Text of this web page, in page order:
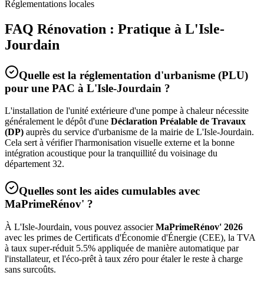
Réglementations locales
FAQ Rénovation : Pratique à L'Isle-
Jourdain
Quelle est la réglementation d'urbanisme (PLU)
pour une PAC à L'Isle-Jourdain ?
L'installation de l'unité extérieure d'une pompe à chaleur nécessite
généralement le dépôt d'une Déclaration Préalable de Travaux
(DP) auprès du service d'urbanisme de la mairie de L'Isle-Jourdain.
Cela sert à vérifier l'harmonisation visuelle externe et la bonne
intégration acoustique pour la tranquillité du voisinage du
département32.
Quelles sont les aides cumulables avec
MaPrimeRénov' ?
À L'Isle-Jourdain, vous pouvez associerMaPrimeRénov' 2026
avec les primes de Certificats d'Économie d'Énergie (CEE), la TVA
à taux super-réduit 5.5% appliquée de manière automatique par
l'installateur, et l'éco-prêt à taux zéro pour étaler le reste à charge
sans surcoûts.